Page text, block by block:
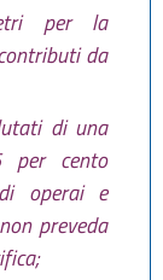
per la
da
di una
per cento
operai e
preveda